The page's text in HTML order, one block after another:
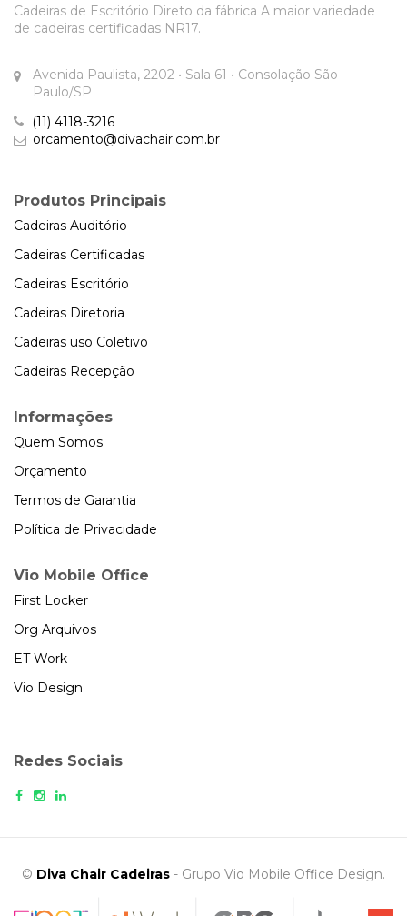
Cadeiras de Escritório Direto da fábrica A maior variedade
de cadeiras certificadas NR17.
Avenida Paulista, 2202 • Sala 61 • Consolação São
Paulo/SP
(11) 4118-3216
orcamento@divachair.com.br
Produtos Principais
Cadeiras Auditório
Cadeiras Certificadas
Cadeiras Escritório
Cadeiras Diretoria
Cadeiras uso Coletivo
Cadeiras Recepção
Informações
Quem Somos
Orçamento
Termos de Garantia
Política de Privacidade
Vio Mobile Office
First Locker
Org Arquivos
ET Work
Vio Design
Redes Sociais
© Diva Chair Cadeiras - Grupo Vio Mobile Office Design.